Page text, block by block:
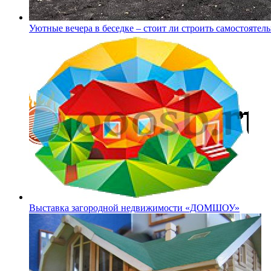
Уютные вечера в беседке – стоит ли строить
Выставка загородной недвижимости «ДОМШОУ»